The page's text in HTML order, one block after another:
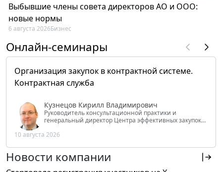
Выбывшие члены совета директоров АО и ООО:
новые нормы
6 августа 2026Бизнес
Онлайн-семинары
Организация закупок в контрактной системе.
Контрактная служба
Кузнецов Кирилл Владимирович
Руководитель консультационной практики и
генеральный директор Центра эффективных закупок
РФ
10 августа 2026
Новости компании